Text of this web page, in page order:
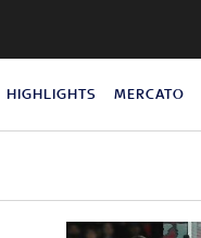
HIGHLIGHTS MERCATO